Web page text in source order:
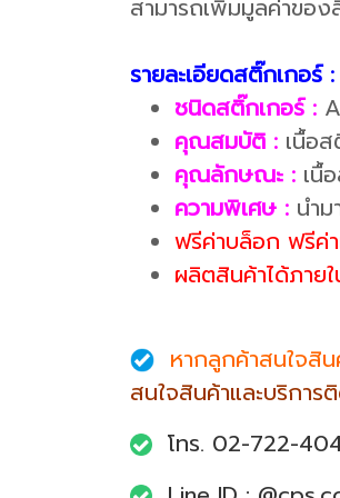
สามารถเพิ่มมูลค่าของ
รายละเอียดสติ๊กเกอร์ :
ชนิดสติ๊กเกอร์ :
คุณสมบัติ : เนื้อ
คุณลักษณะ : เนื้
ความพิเศษ : นำ
ฟรีค่าบล็อก ฟรีค่
ผลิตสินค้าได้ภาย
หากลูกค้าสนใจสิน
สนใจสินค้าและบริการ
โทร. 02-722-